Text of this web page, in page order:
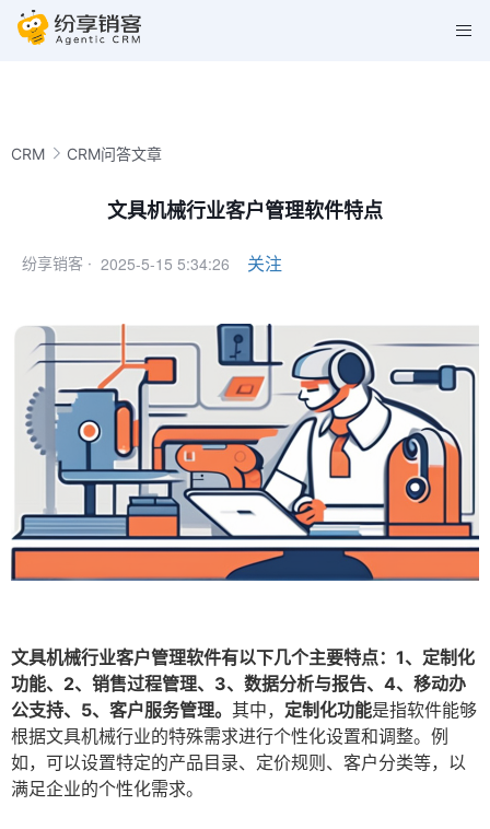
CRM CRM问答文章
文具机械行业客户管理软件特点
纷享销客 · 2025-5-15 5:34:26 关注
文具机械行业客户管理软件有以下几个主要特点：1、定制化
功能、2、销售过程管理、3、数据分析与报告、4、移动办
公支持、5、客户服务管理。 其中， 定制化功能是指软件能够
根据文具机械行业的特殊需求进行个性化设置和调整。例
如，可以设置特定的产品目录、定价规则、客户分类等，以
满足企业的个性化需求。